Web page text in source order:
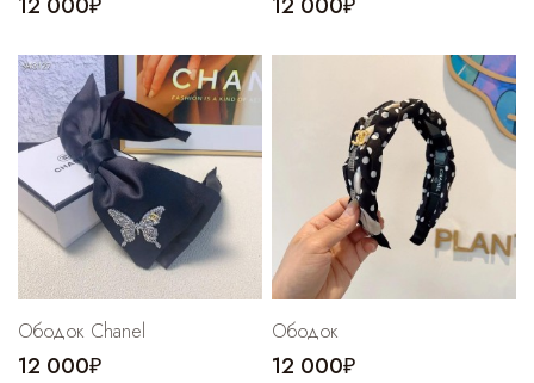
Ободок Chanel
12 000₽
Ободок
12 000₽